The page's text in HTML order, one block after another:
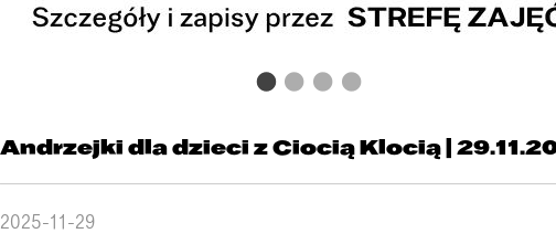
Andrzejki dla dzieci z Ciocią Klocią |
2025-11-29